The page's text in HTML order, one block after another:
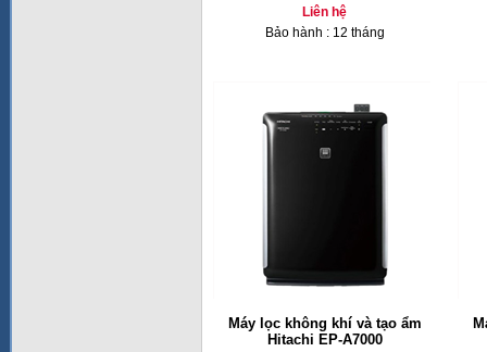
Liên hệ
Bảo hành : 12 tháng
Máy lọc không khí và tạo ẩm
Hitachi EP-A7000